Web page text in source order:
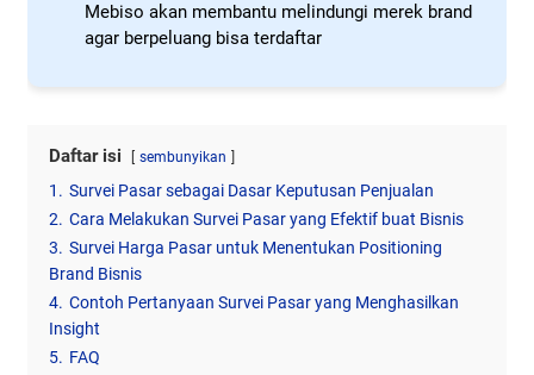
Mebiso akan membantu melindungi merek brand
agar berpeluang bisa terdaftar
Daftar isi sembunyikan
1. Survei Pasar sebagai Dasar Keputusan Penjualan
2. Cara Melakukan Survei Pasar yang Efektif buat Bisnis
3. Survei Harga Pasar untuk Menentukan Positioning
Brand Bisnis
4. Contoh Pertanyaan Survei Pasar yang Menghasilkan
Insight
5. FAQ